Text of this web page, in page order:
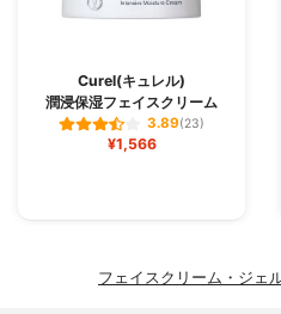
Curel(キュレル)
潤浸保湿フェイスクリーム
3.89(23)
¥1,566
フェイスクリーム・ジェ